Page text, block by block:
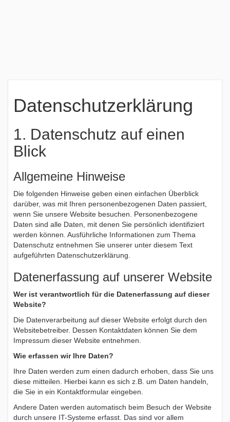
Datenschutzerklärung
1. Datenschutz auf einen
Blick
Allgemeine Hinweise
Die folgenden Hinweise geben einen einfachen Überblick
darüber, was mit Ihren personenbezogenen Daten passiert,
wenn Sie unsere Website besuchen. Personenbezogene
Daten sind alle Daten, mit denen Sie persönlich identifiziert
werden können. Ausführliche Informationen zum Thema
Datenschutz entnehmen Sie unserer unter diesem Text
aufgeführten Datenschutzerklärung.
Datenerfassung auf unserer Website
Wer ist verantwortlich für die Datenerfassung auf dieser
Website?
Die Datenverarbeitung auf dieser Website erfolgt durch den
Websitebetreiber. Dessen Kontaktdaten können Sie dem
Impressum dieser Website entnehmen.
Wie erfassen wir Ihre Daten?
Ihre Daten werden zum einen dadurch erhoben, dass Sie uns
diese mitteilen. Hierbei kann es sich z.B. um Daten handeln,
die Sie in ein Kontaktformular eingeben.
Andere Daten werden automatisch beim Besuch der Website
durch unsere IT-Systeme erfasst. Das sind vor allem